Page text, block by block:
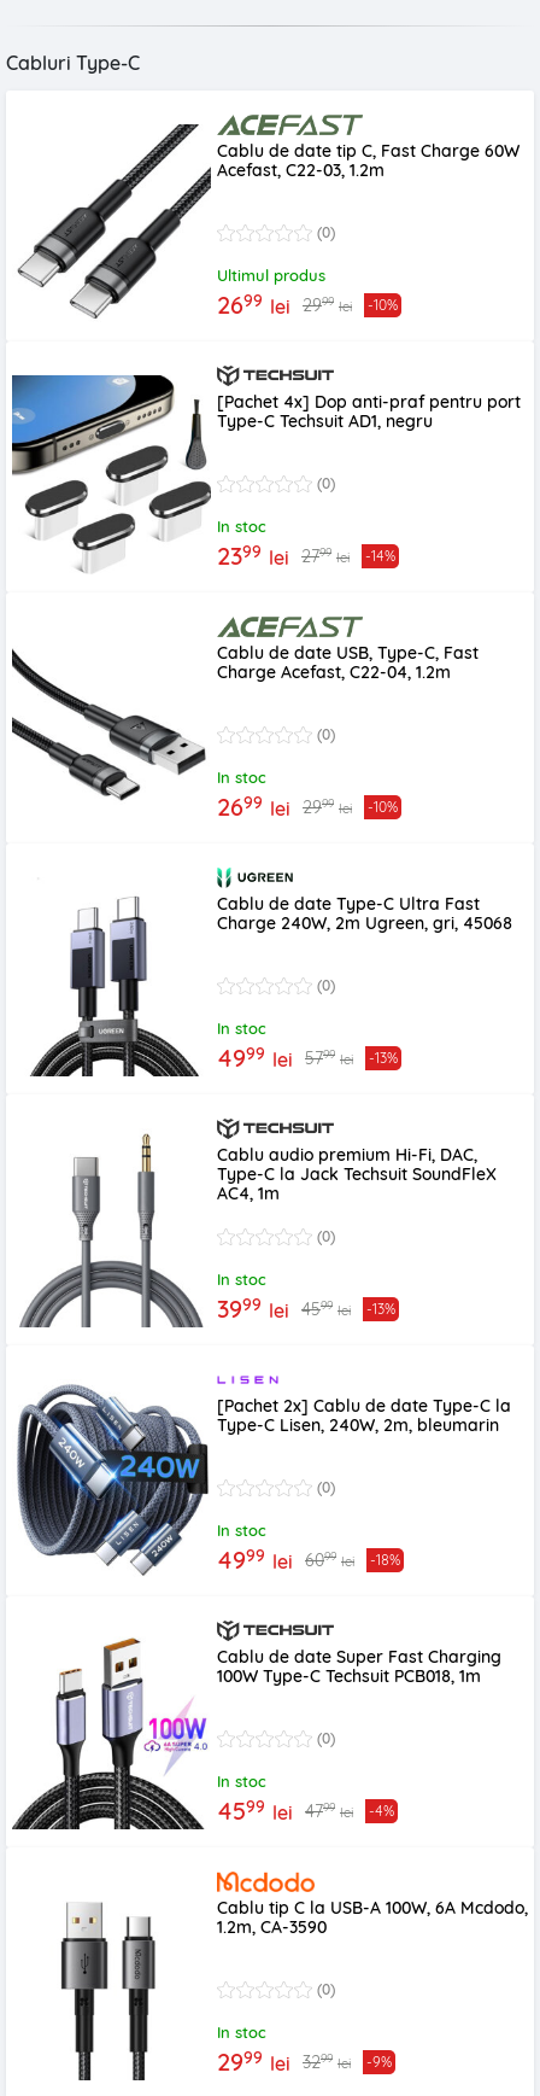
Cabluri Type-C
Cablu de date tip C, Fast Charge 60W
Acefast, C22-03, 1.2m
(0)
Ultimul produs
2699 lei 2999 lei -10%
[Pachet 4x] Dop anti-praf pentru port
Type-C Techsuit AD1, negru
(0)
In stoc
2399 lei 2799 lei -14%
Cablu de date USB, Type-C, Fast
Charge Acefast, C22-04, 1.2m
(0)
In stoc
2699 lei 2999 lei -10%
Cablu de date Type-C Ultra Fast
Charge 240W, 2m Ugreen, gri, 45068
(0)
In stoc
4999 lei 5799 lei -13%
Cablu audio premium Hi-Fi, DAC,
Type-C la Jack Techsuit SoundFleX
AC4, 1m
(0)
In stoc
3999 lei 4599 lei -13%
[Pachet 2x] Cablu de date Type-C la
Type-C Lisen, 240W, 2m, bleumarin
(0)
In stoc
4999 lei 6099 lei -18%
Cablu de date Super Fast Charging
100W Type-C Techsuit PCB018, 1m
(0)
In stoc
4599 lei 4799 lei -4%
Cablu tip C la USB-A 100W, 6A Mcdodo,
1.2m, CA-3590
(0)
In stoc
2999 lei 3299 lei -9%